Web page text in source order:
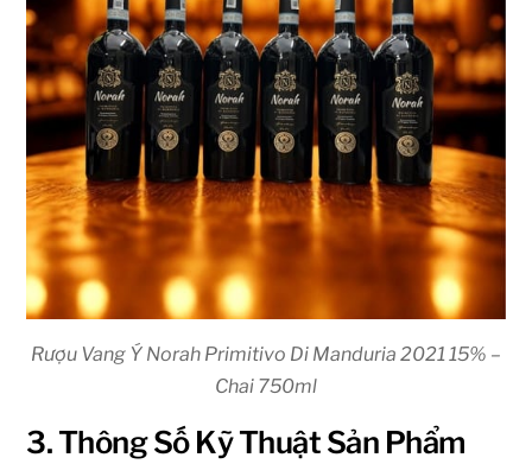
Rượu Vang Ý Norah Primitivo Di Manduria 2021 15% –
Chai 750ml
3. Thông Số Kỹ Thuật Sản Phẩm